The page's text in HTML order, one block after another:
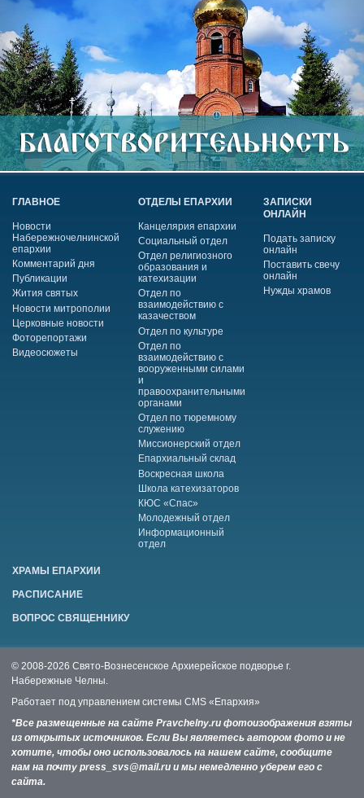
ГЛАВНОЕ
Новости
Набережночелнинской
епархии
Комментарий дня
Публикации
Жития святых
Новости митрополии
Церковные новости
Фоторепортажи
Видеосюжеты
ОТДЕЛЫ ЕПАРХИИ
Канцелярия епархии
Социальный отдел
Отдел религиозного
образования и
катехизации
Отдел по
взаимодействию с
казачеством
Отдел по культуре
Отдел по
взаимодействию с
вооруженными силами
и
правоохранительными
органами
Отдел по тюремному
служению
Миссионерский отдел
Епархиальный склад
Воскресная школа
Школа катехизаторов
КЮС «Спас»
Молодежный отдел
Информационный
отдел
ЗАПИСКИ
ОНЛАЙН
Подать записку
онлайн
Поставить свечу
онлайн
Нужды храмов
ХРАМЫ ЕПАРХИИ
РАСПИСАНИЕ
ВОПРОС СВЯЩЕННИКУ
© 2008-2026 Свято-Вознесенское Архиерейское подворье г.
Набережные Челны.
Работает под управлением системы CMS «Епархия»
*Все размещенные на сайте Pravchelny.ru фотоизображения взяты
из открытых источников. Если Вы являетесь автором фото и не
хотите, чтобы оно использовалось на нашем сайте, сообщите
нам на почту press_svs@mail.ru и мы немедленно уберем его с
сайта.